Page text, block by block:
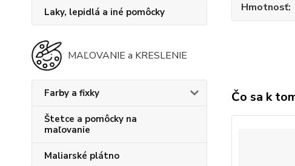
Laky, lepidlá a iné pomôcky
MAĽOVANIE a KRESLENIE
Farby a fixky
Štetce a pomôcky na
maľovanie
Maliarské plátno
Hmotnosť
Čo sa k